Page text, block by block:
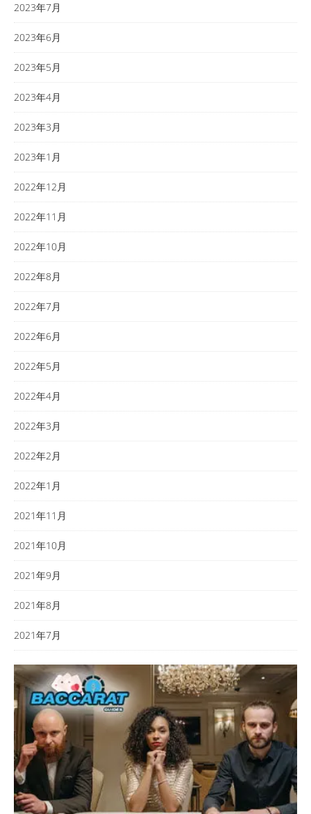
2023年7月
2023年6月
2023年5月
2023年4月
2023年3月
2023年1月
2022年12月
2022年11月
2022年10月
2022年8月
2022年7月
2022年6月
2022年5月
2022年4月
2022年3月
2022年2月
2022年1月
2021年11月
2021年10月
2021年9月
2021年8月
2021年7月